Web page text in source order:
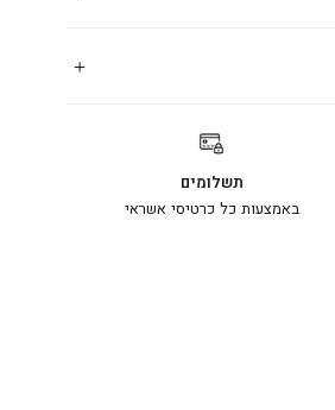
תשלומים
באמצעות כל כרטיסי אשראי